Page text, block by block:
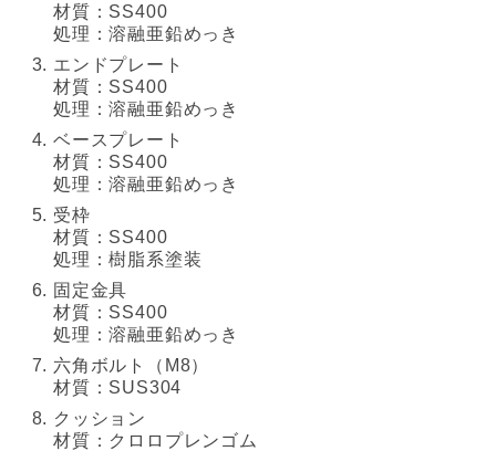
材質：SS400
処理：溶融亜鉛めっき
エンドプレート
材質：SS400
処理：溶融亜鉛めっき
ベースプレート
材質：SS400
処理：溶融亜鉛めっき
受枠
材質：SS400
処理：樹脂系塗装
固定金具
材質：SS400
処理：溶融亜鉛めっき
六角ボルト（M8）
材質：SUS304
クッション
材質：クロロプレンゴム